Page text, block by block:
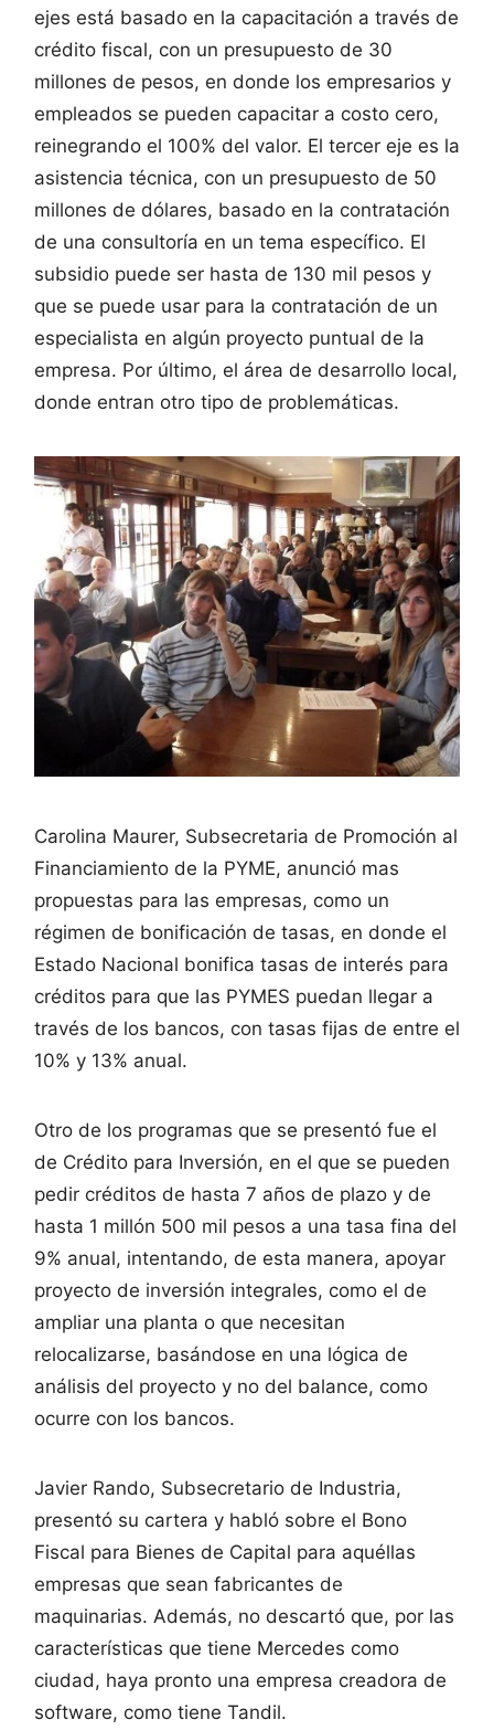
ejes está basado en la capacitación a través de
crédito fiscal, con un presupuesto de 30
millones de pesos, en donde los empresarios y
empleados se pueden capacitar a costo cero,
reinegrando el 100% del valor. El tercer eje es la
asistencia técnica, con un presupuesto de 50
millones de dólares, basado en la contratación
de una consultoría en un tema específico. El
subsidio puede ser hasta de 130 mil pesos y
que se puede usar para la contratación de un
especialista en algún proyecto puntual de la
empresa. Por último, el área de desarrollo local,
donde entran otro tipo de problemáticas.
Carolina Maurer, Subsecretaria de Promoción al
Financiamiento de la PYME, anunció mas
propuestas para las empresas, como un
régimen de bonificación de tasas, en donde el
Estado Nacional bonifica tasas de interés para
créditos para que las PYMES puedan llegar a
través de los bancos, con tasas fijas de entre el
10% y 13% anual.
Otro de los programas que se presentó fue el
de Crédito para Inversión, en el que se pueden
pedir créditos de hasta 7 años de plazo y de
hasta 1 millón 500 mil pesos a una tasa fina del
9% anual, intentando, de esta manera, apoyar
proyecto de inversión integrales, como el de
ampliar una planta o que necesitan
relocalizarse, basándose en una lógica de
análisis del proyecto y no del balance, como
ocurre con los bancos.
Javier Rando, Subsecretario de Industria,
presentó su cartera y habló sobre el Bono
Fiscal para Bienes de Capital para aquéllas
empresas que sean fabricantes de
maquinarias. Además, no descartó que, por las
características que tiene Mercedes como
ciudad, haya pronto una empresa creadora de
software, como tiene Tandil.